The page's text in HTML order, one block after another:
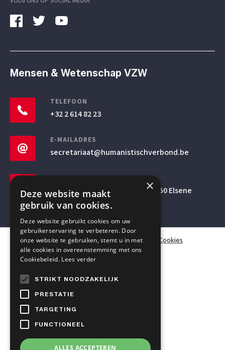
Mensen & Wetenschap VZW
TELEFOON
+32 2 614 82 23
E-MAILADRES
secretariaat@humanistischverbond.be
BEZOEKADRES
Pleinlaan 5 – 5de verdieping, 1050 Elsene
© Mensen & Wetenschap VZW 2026 Privacy Cookies
×
Deze website maakt
gebruik van cookies.
Deze website gebruikt cookies om uw
gebruikerservaring te verbeteren. Door
onze website te gebruiken, stemt u in met
alle cookies in overeenstemming met ons
Cookiebeleid. Lees verder
STRIKT NOODZAKELIJK
PRESTATIE
TARGETING
FUNCTIONEEL
ALLES ACCEPTEREN